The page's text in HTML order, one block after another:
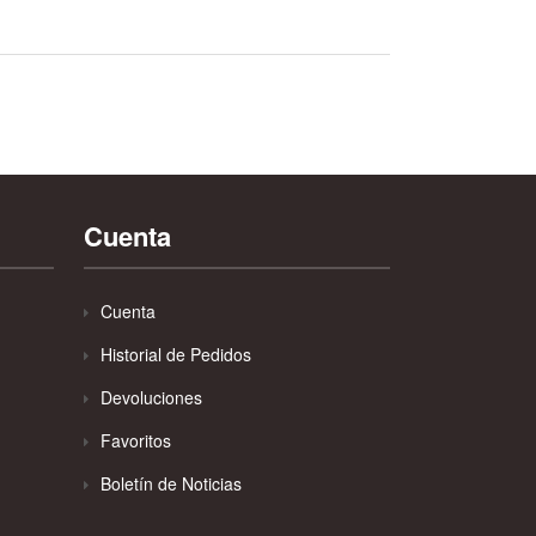
Cuenta
Cuenta
Historial de Pedidos
Devoluciones
Favoritos
Boletín de Noticias